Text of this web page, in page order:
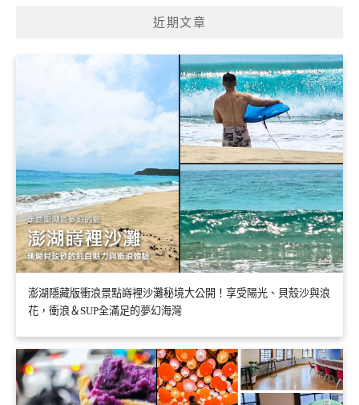
近期文章
澎湖隱藏版衝浪景點嵵裡沙灘秘境大公開！享受陽光、貝殼沙與浪
花，衝浪＆SUP全滿足的夢幻海灣